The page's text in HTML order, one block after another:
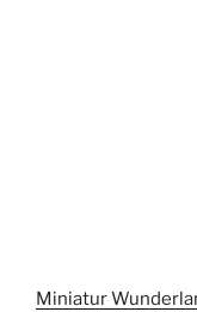
Miniatur